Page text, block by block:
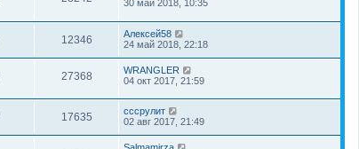
30 май 2018, 10:35
12346
Алексей58
24 май 2018, 22:18
27368
WRANGLER
04 окт 2017, 21:59
17635
сссрулит
02 авг 2017, 21:49